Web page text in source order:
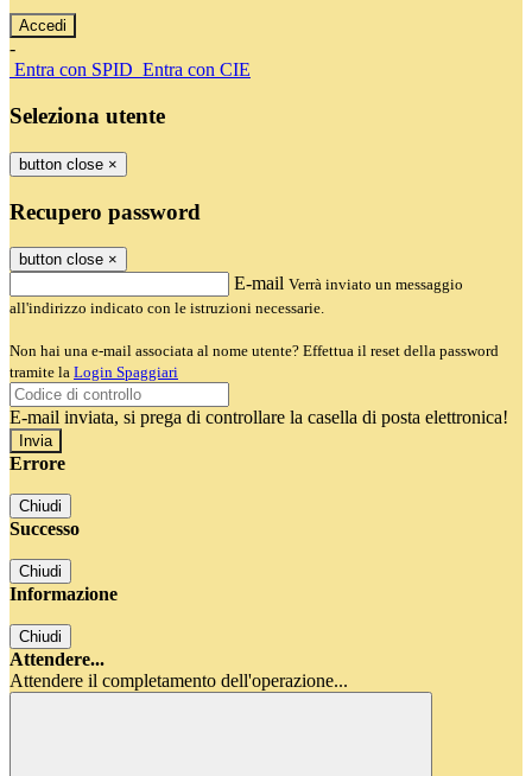
-
Entra con SPID Entra con CIE
Seleziona utente
button close ×
Recupero password
button close ×
E-mail Verrà inviato un messaggio
all'indirizzo indicato con le istruzioni necessarie.
Non hai una e-mail associata al nome utente? Effettua il reset della password
tramite la Login Spaggiari
E-mail inviata, si prega di controllare la casella di posta elettronica!
Errore
Chiudi
Successo
Chiudi
Informazione
Chiudi
Attendere...
Attendere il completamento dell'operazione...